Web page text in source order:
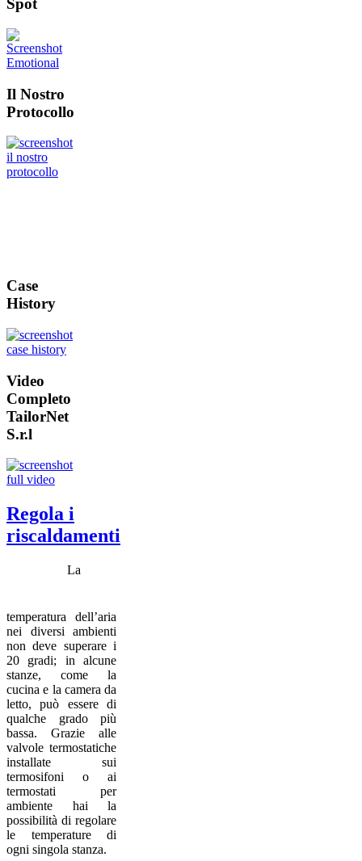
Spot
Il Nostro
Protocollo
Case
History
Video
Completo
TailorNet
S.r.l
Regola i
riscaldamenti
La
temperatura dell’aria
nei diversi ambienti
non deve superare i
20 gradi; in alcune
stanze, come la
cucina e la camera da
letto, può essere di
qualche grado più
bassa. Grazie alle
valvole termostatiche
installate sui
termosifoni o ai
termostati per
ambiente hai la
possibilità di regolare
le temperature di
ogni singola stanza.